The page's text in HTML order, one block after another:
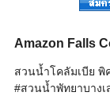
Amazon Falls
สวนน้ำโคลัมเบีย พิ
#สวนน้ำพัทยาบางเ